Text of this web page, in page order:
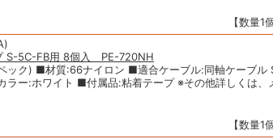
【数量1
S-5C-FB用 8個入 PE-720NH
ック) ■材質:66ナイロン ■適合ケーブル:同軸ケーブル
ー:ホワイト ■付属品:粘着テープ ※その他詳しくは、
【数量1